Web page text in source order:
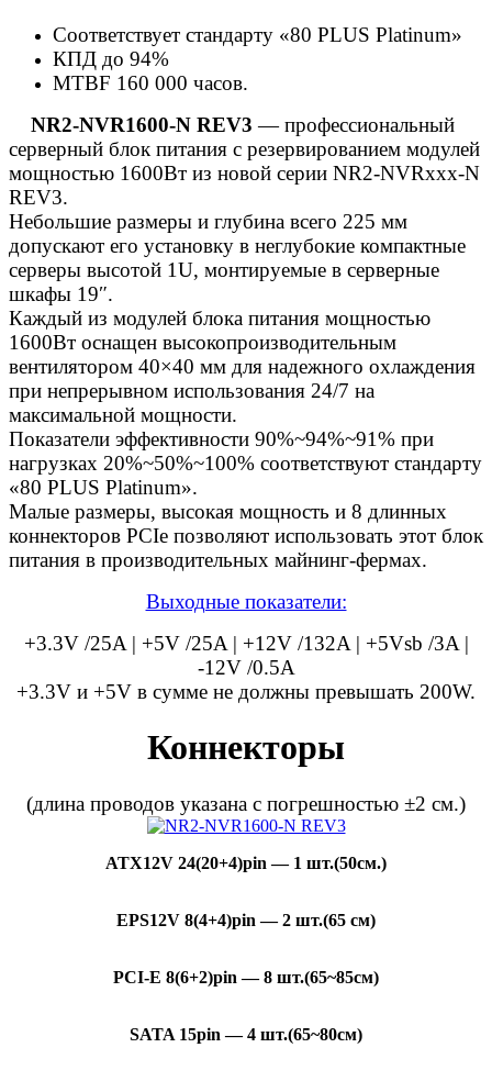
Соответствует стандарту «80 PLUS Platinum»
КПД до 94%
MTBF 160 000 часов.
NR2-NVR1600-N REV3 — профессиональный
серверный блок питания с резервированием модулей
мощностью 1600Вт из новой серии NR2-NVRxxx-N
REV3.
Небольшие размеры и глубина всего 225 мм
допускают его установку в неглубокие компактные
серверы высотой 1U, монтируемые в серверные
шкафы 19″.
Каждый из модулей блока питания мощностью
1600Вт оснащен высокопроизводительным
вентилятором 40×40 мм для надежного охлаждения
при непрерывном использования 24/7 на
максимальной мощности.
Показатели эффективности 90%~94%~91% при
нагрузках 20%~50%~100% соответствуют стандарту
«80 PLUS Platinum».
Малые размеры, высокая мощность и 8 длинных
коннекторов PCIe позволяют использовать этот блок
питания в производительных майнинг-фермах.
Выходные показатели:
+3.3V /25A | +5V /25A | +12V /132A | +5Vsb /3A |
-12V /0.5A
+3.3V и +5V в сумме не должны превышать 200W.
Коннекторы
(длина проводов указана с погрешностью ±2 см.)
ATX12V 24(20+4)pin — 1 шт.(50см.)
EPS12V 8(4+4)pin — 2 шт.(65 см)
PCI-E 8(6+2)pin — 8 шт.(65~85см)
SATA 15pin — 4 шт.(65~80см)